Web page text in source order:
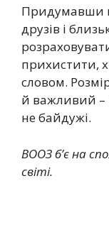
Придумавши
друзів і
прихистити,
словом.
й важливий
не байдужі.
ВООЗ б’є на
світі.